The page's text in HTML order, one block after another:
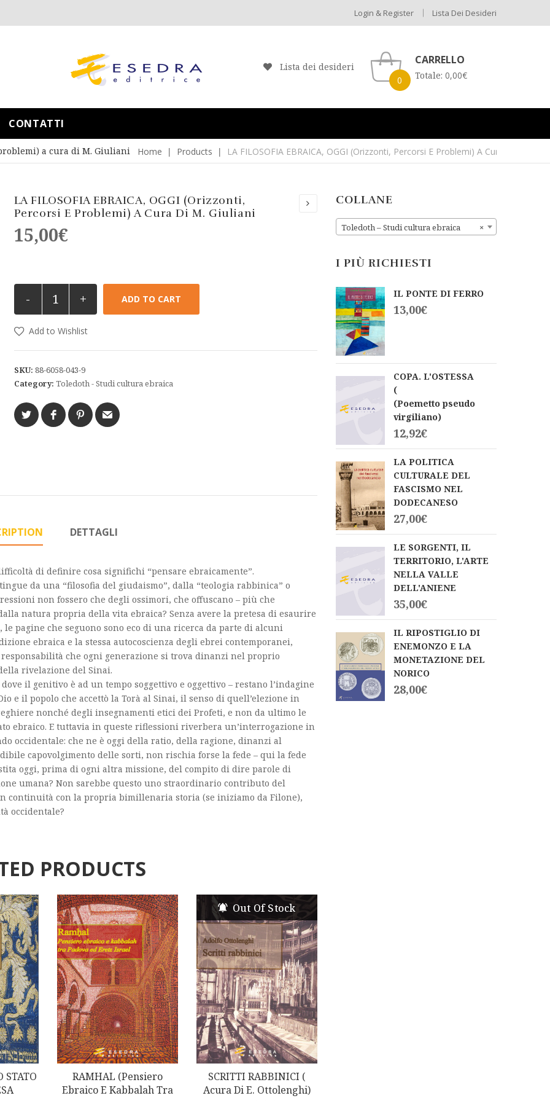
Login & Register Lista Dei Desideri
Lista dei desideri
0
CARRELLO
Totale: 0,00€
CONTATTI
problemi) a cura di M. Giuliani Home Products LA FILOSOFIA EBRAICA, OGGI (Orizzonti, Percorsi E Problemi) A Cura Di M.
LA FILOSOFIA EBRAICA, OGGI (Orizzonti,
Percorsi E Problemi) A Cura Di M. Giuliani
15,00€
- + ADD TO CART
Add to Wishlist
SKU: 88-6058-043-9
Category: Toledoth - Studi cultura ebraica
DETTAGLI
di definire cosa significhi “pensare ebraicamente”.
da una “filosofia del giudaismo”, dalla “teologia rabbinica” o
non fossero che degli ossimori, che offuscano – più che
natura propria della vita ebraica? Senza avere la pretesa di esaurire
pagine che seguono sono eco di una ricerca da parte di alcuni
ebraica e la stessa autocoscienza degli ebrei contemporanei,
che ogni generazione si trova dinanzi nel proprio
rivelazione del Sinai.
il genitivo è ad un tempo soggettivo e oggettivo – restano l’indagine
e il popolo che accettò la Torà al Sinai, il senso di quell’elezione in
nonché degli insegnamenti etici dei Profeti, e non da ultimo le
ebraico. E tuttavia in queste riflessioni riverbera un’interrogazione in
occidentale: che ne è oggi della ratio, della ragione, dinanzi al
capovolgimento delle sorti, non rischia forse la fede – qui la fede
oggi, prima di ogni altra missione, del compito di dire parole di
umana? Non sarebbe questo uno straordinario contributo del
continuità con la propria bimillenaria storia (se iniziamo da Filone),
occidentale?
PRODUCTS
STATO
RAMHAL (Pensiero
Ebraico E Kabbalah Tra
Out Of Stock
SCRITTI RABBINICI (
Acura Di E. Ottolenghi)
COLLANE
×
Toledoth – Studi cultura ebraica
I PIÙ RICHIESTI
IL PONTE DI FERRO
13,00€
COPA. L'OSTESSA
(
(Poemetto pseudo
virgiliano)
12,92€
LA POLITICA
CULTURALE DEL
FASCISMO NEL
DODECANESO
27,00€
LE SORGENTI, IL
TERRITORIO, L'ARTE
NELLA VALLE
DELL'ANIENE
35,00€
IL RIPOSTIGLIO DI
ENEMONZO E LA
MONETAZIONE DEL
NORICO
28,00€